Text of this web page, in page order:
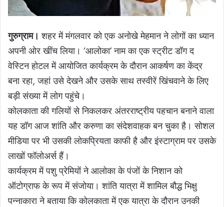
गुरुग्राम। शहर में मंगलवार को एक अनोखे मेहमान ने लोगों का ध्यान
अपनी ओर खींच लिया। ‘आलोका’ नाम का एक स्ट्रीट डॉग द
वेस्टिन होटल में आयोजित कार्यक्रम के दौरान आकर्षण का केंद्र
बना रहा, जहां उसे देखने और उसके साथ तस्वीरें खिंचवाने के लिए
बड़ी संख्या में लोग पहुंचे।
कोलकाता की गलियों से निकलकर अंतरराष्ट्रीय पहचान बनाने वाला
यह डॉग आज शांति और करुणा का संदेशवाहक बन चुका है। सोशल
मीडिया पर भी उसकी लोकप्रियता काफी है और इंस्टाग्राम पर उसके
लाखों फॉलोअर्स हैं।
कार्यक्रम में पशु प्रेमियों ने आलोका के पंजों के निशान को
ऑटोग्राफ के रूप में संजोया। शांति यात्रा में शामिल बौद्ध भिक्षु
पन्नाकारा ने बताया कि कोलकाता में एक यात्रा के दौरान उनकी